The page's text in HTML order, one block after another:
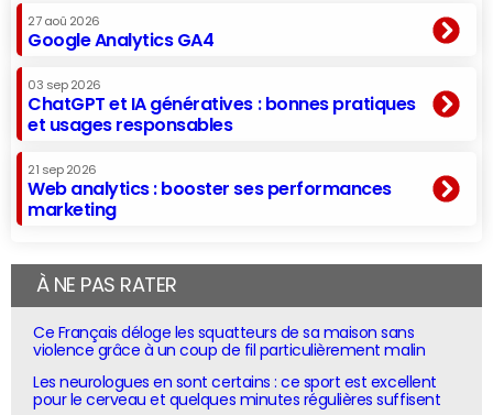
27 aoû 2026
Google Analytics GA4
03 sep 2026
ChatGPT et IA génératives : bonnes pratiques
et usages responsables
21 sep 2026
Web analytics : booster ses performances
marketing
À NE PAS RATER
Ce Français déloge les squatteurs de sa maison sans
violence grâce à un coup de fil particulièrement malin
Les neurologues en sont certains : ce sport est excellent
pour le cerveau et quelques minutes régulières suffisent